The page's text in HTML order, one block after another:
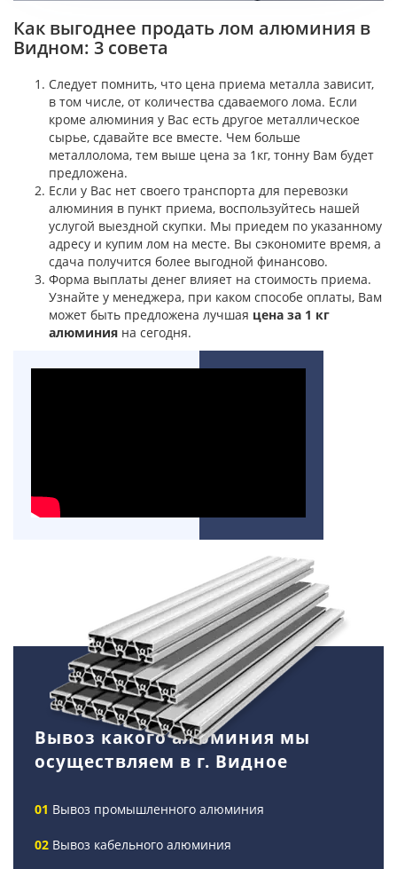
Как выгоднее продать лом алюминия в
Видном: 3 совета
Следует помнить, что цена приема металла зависит,
в том числе, от количества сдаваемого лома. Если
кроме алюминия у Вас есть другое металлическое
сырье, сдавайте все вместе. Чем больше
металлолома, тем выше цена за 1кг, тонну Вам будет
предложена.
Если у Вас нет своего транспорта для перевозки
алюминия в пункт приема, воспользуйтесь нашей
услугой выездной скупки. Мы приедем по указанному
адресу и купим лом на месте. Вы сэкономите время, а
сдача получится более выгодной финансово.
Форма выплаты денег влияет на стоимость приема.
Узнайте у менеджера, при каком способе оплаты, Вам
может быть предложена лучшая цена за 1 кг
алюминия на сегодня.
Вывоз какого алюминия мы
осуществляем в г. Видное
Вывоз промышленного алюминия
Вывоз кабельного алюминия